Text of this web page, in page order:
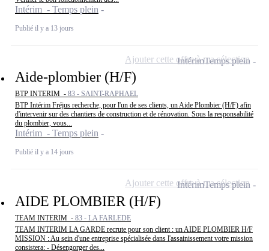
Intérim - Temps plein
Publié il y a 13 jours
Aide-plombier (H/F)
BTP INTERIM - 83 - SAINT-RAPHAEL
BTP Intérim Fréjus recherche, pour l'un de ses clients, un Aide Plombier (H/F) afin
d'intervenir sur des chantiers de construction et de rénovation. Sous la responsabilité
du plombier, vous...
Intérim - Temps plein
Publié il y a 14 jours
IntérimTemps plein
Ajouter cette offre à ma sélection
AIDE PLOMBIER (H/F)
TEAM INTERIM - 83 - LA FARLEDE
TEAM INTERIM LA GARDE recrute pour son client : un AIDE PLOMBIER H/F
MISSION : Au sein d'une entreprise spécialisée dans l'assainissement votre mission
consistera: - Désengorger des...
IntérimTemps plein
Ajouter cette offre à ma sélection